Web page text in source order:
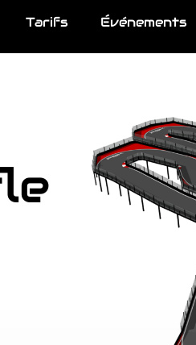
Tarifs Événements